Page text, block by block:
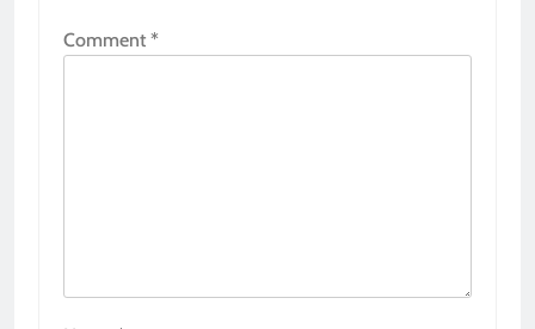
Comment *